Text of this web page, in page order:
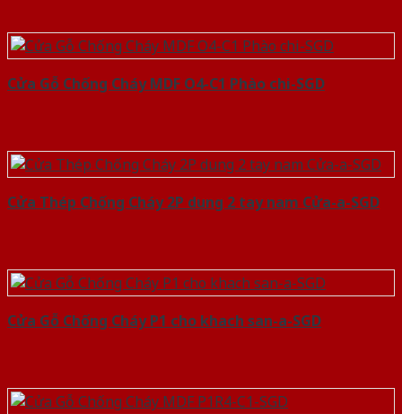
Cửa Gỗ Chống Cháy MDF O4-C1 Phào chi-SGD
Cửa Thép Chống Cháy 2P dung 2 tay nam Cửa-a-SGD
Cửa Gỗ Chống Cháy P1 cho khach san-a-SGD